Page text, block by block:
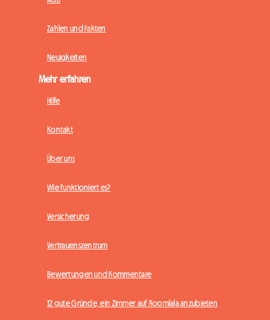
Zahlen und Fakten
Neuigkeiten
Mehr erfahren
Hilfe
Kontakt
Über uns
Wie funktioniert es?
Versicherung
Vertrauenszentrum
Bewertungen und Kommentare
12 gute Gründe, ein Zimmer auf Roomlala anzubieten